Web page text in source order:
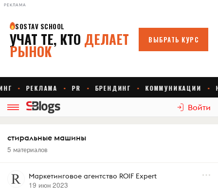
РЕКЛАМА
Войти
стиральные машины
5 материалов
Маркетинговое агентство ROIF Expert
19 июн 2023